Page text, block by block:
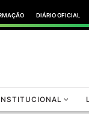
DIÁRIO OFICIAL